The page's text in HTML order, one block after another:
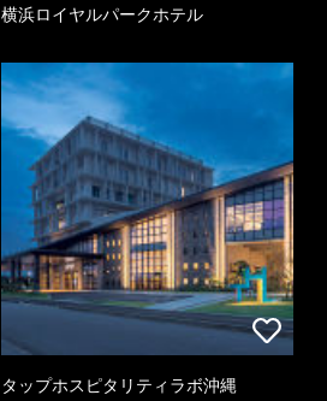
横浜ロイヤルパークホテル
タップホスピタリティラボ沖縄